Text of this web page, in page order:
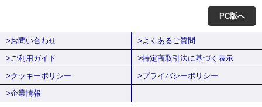
PC版へ
>お問い合わせ
>よくあるご質問
>ご利用ガイド
>特定商取引法に基づく表示
>クッキーポリシー
>プライバシーポリシー
>企業情報